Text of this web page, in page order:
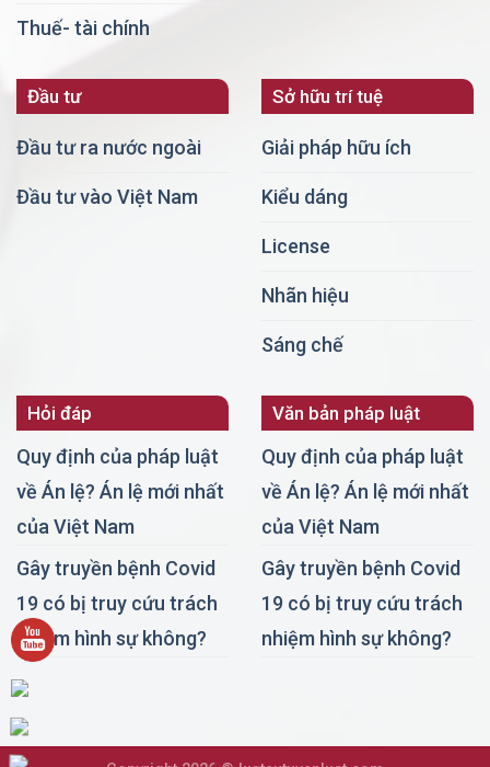
Thuế- tài chính
Đầu tư
Đầu tư ra nước ngoài
Đầu tư vào Việt Nam
Sở hữu trí tuệ
Giải pháp hữu ích
Kiểu dáng
License
Nhãn hiệu
Sáng chế
Hỏi đáp
Quy định của pháp luật
về Án lệ? Án lệ mới nhất
của Việt Nam
Gây truyền bệnh Covid
19 có bị truy cứu trách
nhiệm hình sự không?
Văn bản pháp luật
Quy định của pháp luật
về Án lệ? Án lệ mới nhất
của Việt Nam
Gây truyền bệnh Covid
19 có bị truy cứu trách
nhiệm hình sự không?